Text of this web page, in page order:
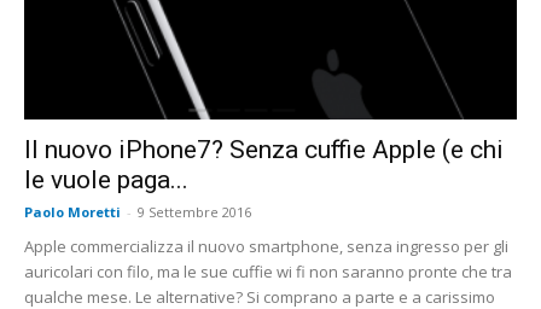
Il nuovo iPhone7? Senza cuffie Apple (e chi
le vuole paga...
Paolo Moretti - 9 Settembre 2016
Apple commercializza il nuovo smartphone, senza ingresso per gli
auricolari con filo, ma le sue cuffie wi fi non saranno pronte che tra
qualche mese. Le alternative? Si comprano a parte e a carissimo